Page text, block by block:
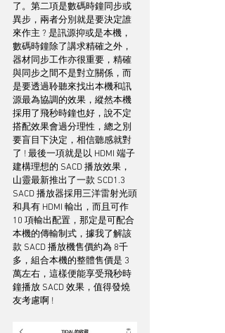
了。第二項是數碼時鐘同步或
異步，兩者分別就是要決定誰
來作主 ? 是訊源抑或是本機，
數碼時鐘除了講求精確之外，
器材同步工作亦很重要，精確
與同步之間不是對立關係，而
是要透過聆聽來找出本機和訊
源最為協調的效果，縱然本機
採用了飛秒時鐘也好，說不定
搭配效果會過分理性，總之別
要盲目下決定，相信聽感就對
了 ! 最後一項就是以 HDMI 端子
建構理想的 SACD 播放效果，
山靈最新推出了一款 SCD1.3
SACD 播放器採用三洋雷射光頭
和具有 HDMI 輸出，而且可作
10 項輸出配置，那定是可配合
本機的傳輸制式，據我了解該
款 SACD 播放機售價約為 8千
多，組合本機的整體售價是 3
萬左右，這樣便能享受飛秒時
鐘播放 SACD 效果，值得發燒
友考慮啊 !